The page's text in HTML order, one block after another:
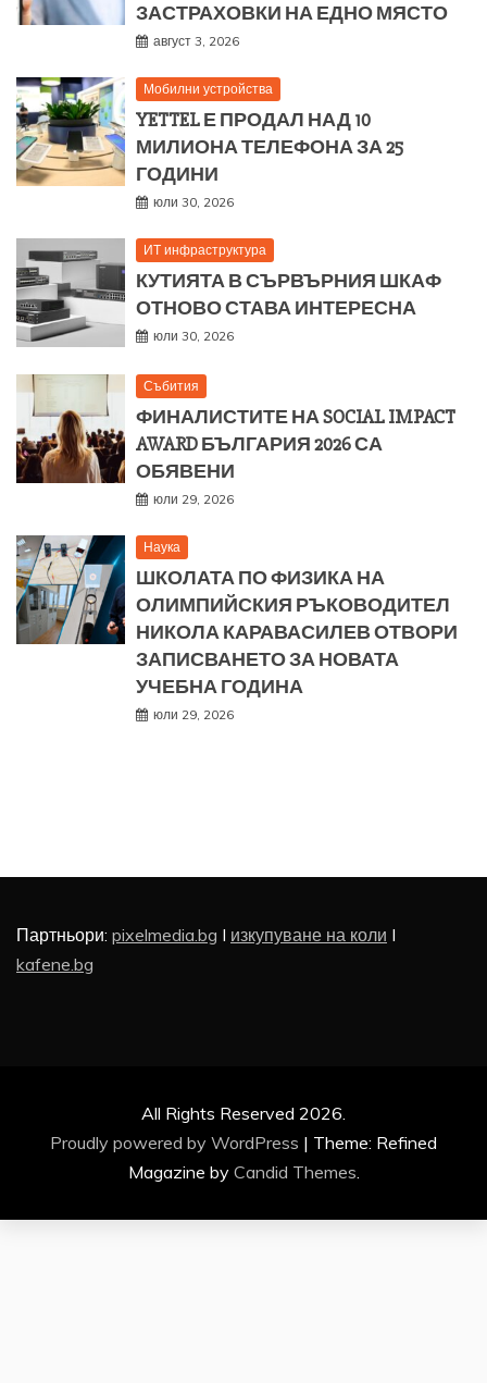
ЗАСТРАХОВКИ НА ЕДНО МЯСТО
август 3, 2026
Мобилни устройства
YETTEL Е ПРОДАЛ НАД 10
МИЛИОНА ТЕЛЕФОНА ЗА 25
ГОДИНИ
юли 30, 2026
ИТ инфраструктура
КУТИЯТА В СЪРВЪРНИЯ ШКАФ
ОТНОВО СТАВА ИНТЕРЕСНА
юли 30, 2026
Събития
ФИНАЛИСТИТЕ НА SOCIAL IMPACT
AWARD БЪЛГАРИЯ 2026 СА
ОБЯВЕНИ
юли 29, 2026
Наука
ШКОЛАТА ПО ФИЗИКА НА
ОЛИМПИЙСКИЯ РЪКОВОДИТЕЛ
НИКОЛА КАРАВАСИЛЕВ ОТВОРИ
ЗАПИСВАНЕТО ЗА НОВАТА
УЧЕБНА ГОДИНА
юли 29, 2026
Партньори: pixelmedia.bg I изкупуване на коли I
kafene.bg
All Rights Reserved 2026.
Proudly powered by WordPress | Theme: Refined
Magazine by Candid Themes.